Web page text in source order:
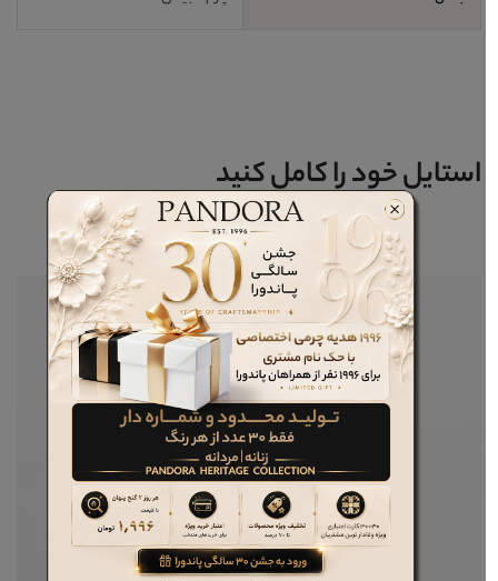
استایل خود را کامل کنید